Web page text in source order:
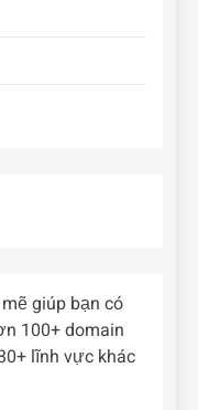
giúp bạn có
100+ domain
lĩnh vực khác